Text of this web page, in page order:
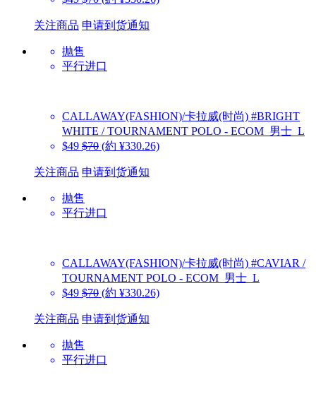
关注商品 申请到货通知
抛售
平行进口
CALLAWAY(FASHION)/卡拉威(时尚) #BRIGHT
WHITE / TOURNAMENT POLO - ECOM_男士_L
$49 $70 (約 ¥330.26)
关注商品 申请到货通知
抛售
平行进口
CALLAWAY(FASHION)/卡拉威(时尚) #CAVIAR /
TOURNAMENT POLO - ECOM_男士_L
$49 $70 (約 ¥330.26)
关注商品 申请到货通知
抛售
平行进口